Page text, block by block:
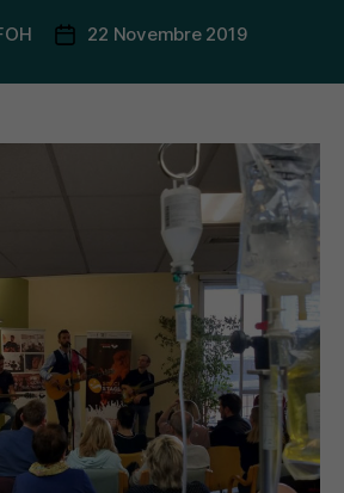
Data22 Novembre 2019